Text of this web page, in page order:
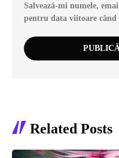
Salvează-mi numele,
pentru data viitoare când
Related Posts